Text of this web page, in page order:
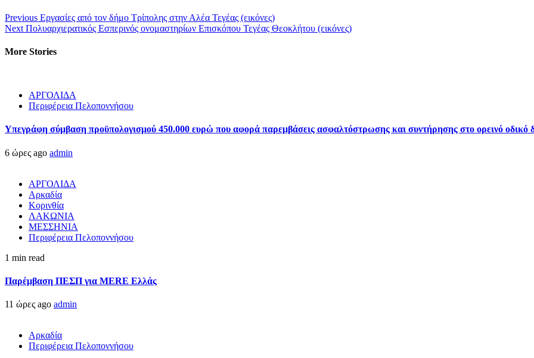
Previous Εργασίες από τον δήμο Τρίπολης στην Αλέα Τεγέας (εικόνες)
Next Πολυαρχιερατικός Εσπερινός ονομαστηρίων Επισκόπου Τεγέας Θεοκλήτου (εικόνες)
More Stories
ΑΡΓΟΛΙΔΑ
Περιφέρεια Πελοποννήσου
Υπεγράφη σύμβαση προϋπολογισμού 450.000 ευρώ που αφορά παρεμβάσεις ασφαλτόστρωσης και συντήρησης στο ορεινό οδικό
6 ώρες ago admin
ΑΡΓΟΛΙΔΑ
Αρκαδία
Κορινθία
ΛΑΚΩΝΙΑ
ΜΕΣΣΗΝΙΑ
Περιφέρεια Πελοποννήσου
1 min read
Παρέμβαση ΠΕΣΠ για MERE Ελλάς
11 ώρες ago admin
Αρκαδία
Περιφέρεια Πελοποννήσου